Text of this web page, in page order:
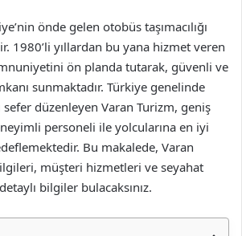
önde gelen otobüs taşımacılığı
1980’li yıllardan bu yana hizmet veren
ön planda tutarak, güvenli ve
sunmaktadır. Türkiye genelinde
sefer düzenleyen Varan Turizm, geniş
personeli ile yolcularına en iyi
Bu makalede, Varan
müşteri hizmetleri ve seyahat
bilgiler bulacaksınız.